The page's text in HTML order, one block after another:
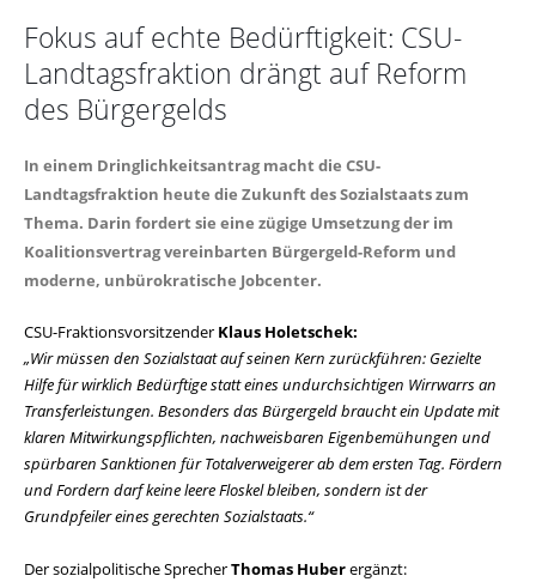
Fokus auf echte Bedürftigkeit: CSU-
Landtagsfraktion drängt auf Reform
des Bürgergelds
In einem Dringlichkeitsantrag macht die CSU-
Landtagsfraktion heute die Zukunft des Sozialstaats zum
Thema. Darin fordert sie eine zügige Umsetzung der im
Koalitionsvertrag vereinbarten Bürgergeld-Reform und
moderne, unbürokratische Jobcenter.
CSU-Fraktionsvorsitzender Klaus Holetschek:
Wir müssen den Sozialstaat auf seinen Kern zurückführen: Gezielte
Hilfe für wirklich Bedürftige statt eines undurchsichtigen Wirrwarrs an
Transferleistungen. Besonders das Bürgergeld braucht ein Update mit
klaren Mitwirkungspflichten, nachweisbaren Eigenbemühungen und
spürbaren Sanktionen für Totalverweigerer ab dem ersten Tag. Fördern
und Fordern darf keine leere Floskel bleiben, sondern ist der
Grundpfeiler eines gerechten Sozialstaats.“
Der sozialpolitische SprecherThomas Huberergänzt: